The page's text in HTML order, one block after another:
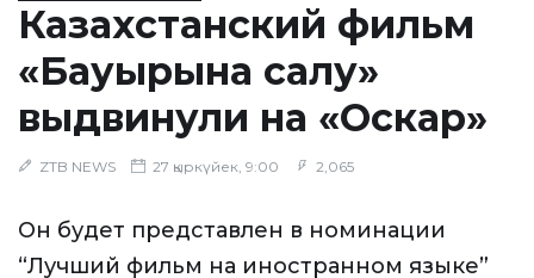
Казахстанский фильм
«Бауырына салу»
выдвинули на «Оскар»
ZTB NEWS 27 қыркүйек, 9:00 2,065
Он будет представлен в номинации
“Лучший фильм на иностранном языке”